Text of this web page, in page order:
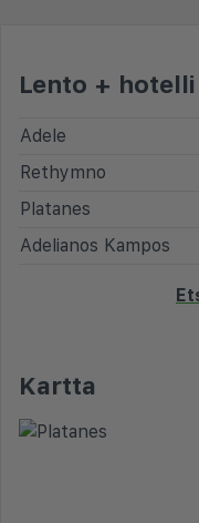
Lento + hotelli
Adele
Rethymno
Platanes
Adelianos Kampos
Kartta